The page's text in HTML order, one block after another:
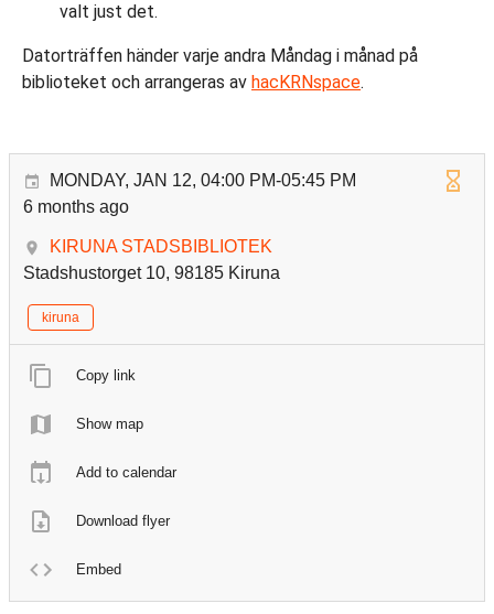
valt just det.
Datorträffen händer varje andra Måndag i månad på
biblioteket och arrangeras av hacKRNspace.
MONDAY, JAN 12, 04:00 PM-05:45 PM
6 months ago
KIRUNA STADSBIBLIOTEK
Stadshustorget 10, 98185 Kiruna
kiruna
Copy link
Show map
Add to calendar
Download flyer
Embed